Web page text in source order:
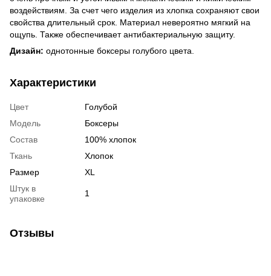
воздействиям. За счет чего изделия из хлопка сохраняют свои
свойства длительный срок. Материал невероятно мягкий на
ощупь. Также обеспечивает антибактериальную защиту.
Дизайн: однотонные боксеры голубого цвета.
Характеристики
Цвет
Голубой
Модель
Боксеры
Состав
100% хлопок
Ткань
Хлопок
Размер
XL
Штук в
упаковке
1
Отзывы